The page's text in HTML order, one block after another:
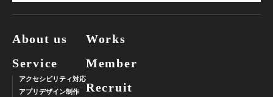
About us
Service
アクセシビリティ対応
アプリデザイン制作
Works
Member
Recruit